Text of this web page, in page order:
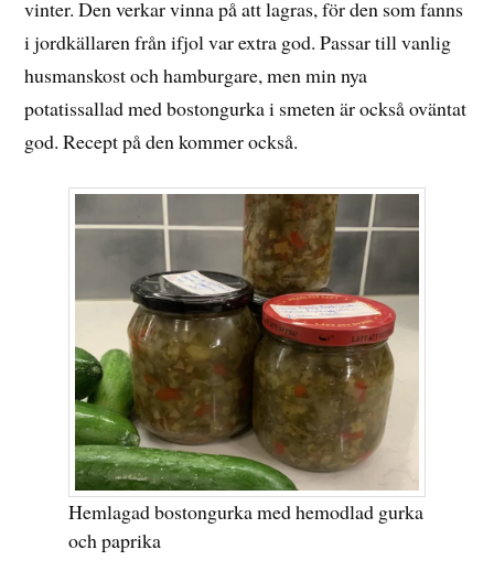
vinter. Den verkar vinna på att lagras, för den som fanns
i jordkällaren från ifjol var extra god. Passar till vanlig
husmanskost och hamburgare, men min nya
potatissallad med bostongurka i smeten är också oväntat
god. Recept på den kommer också.
Hemlagad bostongurka med hemodlad gurka
och paprika